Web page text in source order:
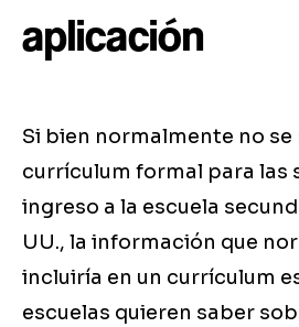
aplicación
Si bien normalmente no se
currículum formal para las
ingreso a la escuela
UU., la información que
incluiría en un currículum
escuelas quieren saber